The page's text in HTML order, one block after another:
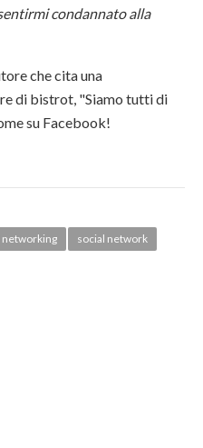
condannato alla
che cita una
di bistrot, "Siamo tutti di
su Facebook!
networking social network